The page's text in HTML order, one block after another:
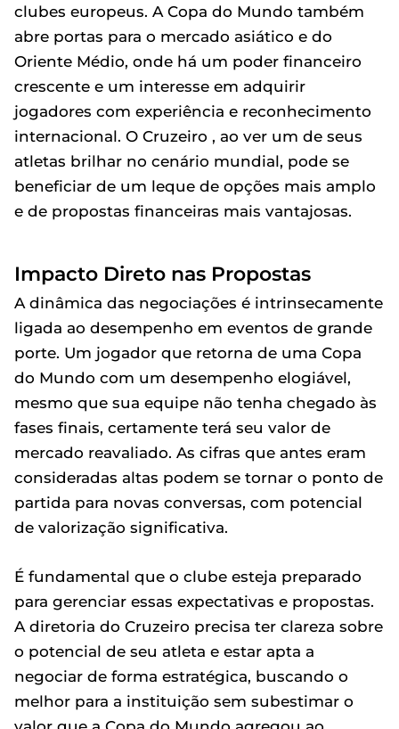
clubes europeus. A Copa do Mundo também
abre portas para o mercado asiático e do
Oriente Médio, onde há um poder financeiro
crescente e um interesse em adquirir
jogadores com experiência e reconhecimento
internacional. O Cruzeiro , ao ver um de seus
atletas brilhar no cenário mundial, pode se
beneficiar de um leque de opções mais amplo
e de propostas financeiras mais vantajosas.
Impacto Direto nas Propostas
A dinâmica das negociações é intrinsecamente
ligada ao desempenho em eventos de grande
porte. Um jogador que retorna de uma Copa
do Mundo com um desempenho elogiável,
mesmo que sua equipe não tenha chegado às
fases finais, certamente terá seu valor de
mercado reavaliado. As cifras que antes eram
consideradas altas podem se tornar o ponto de
partida para novas conversas, com potencial
de valorização significativa.
É fundamental que o clube esteja preparado
para gerenciar essas expectativas e propostas.
A diretoria do Cruzeiro precisa ter clareza sobre
o potencial de seu atleta e estar apta a
negociar de forma estratégica, buscando o
melhor para a instituição sem subestimar o